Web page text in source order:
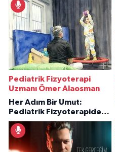
Pediatrik Fizyoterapi
Uzmanı Ömer Alaosman
Her Adım Bir Umut:
Pediatrik Fizyoterapiden
İlham Veren Hikâyeler